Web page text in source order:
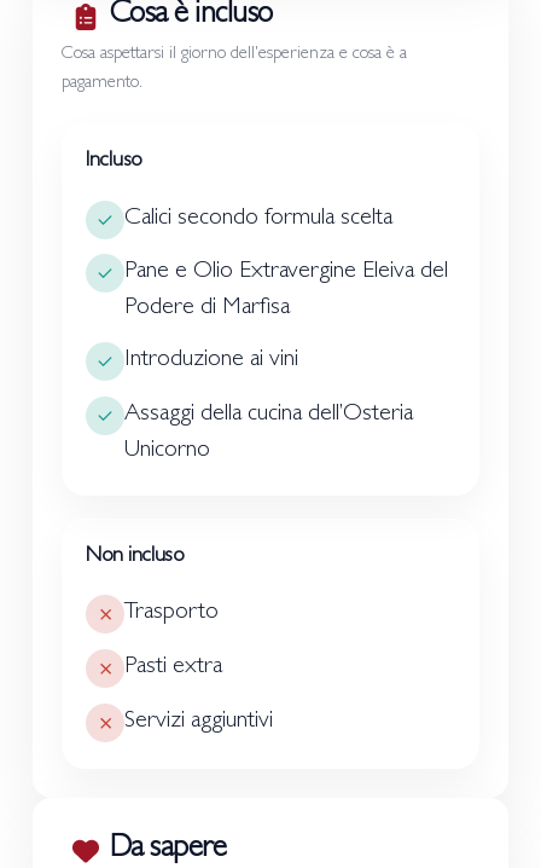
Cosa è incluso
Cosa aspettarsi il giorno dell'esperienza e cosa è a
pagamento.
Incluso
Calici secondo formula scelta
Pane e Olio Extravergine Eleiva del
Podere di Marfisa
Introduzione ai vini
Assaggi della cucina dell’Osteria
Unicorno
Non incluso
Trasporto
Pasti extra
Servizi aggiuntivi
Da sapere